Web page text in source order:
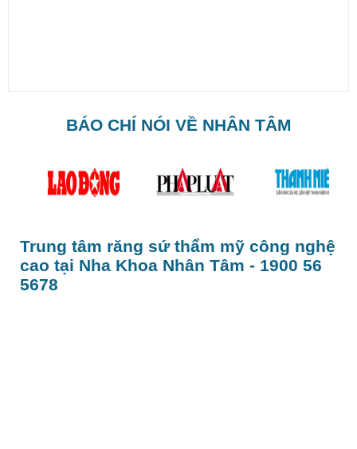
BÁO CHÍ NÓI VỀ NHÂN TÂM
Trung tâm răng sứ thẩm mỹ công nghệ
cao tại Nha Khoa Nhân Tâm - 1900 56
5678